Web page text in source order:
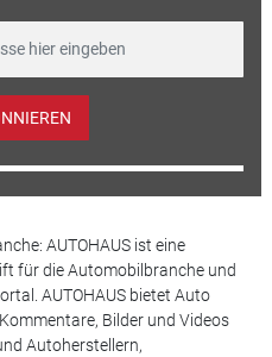
AUTOHAUS ist eine
für die Automobilbranche und
AUTOHAUS bietet Auto
Bilder und Videos
Autoherstellern,